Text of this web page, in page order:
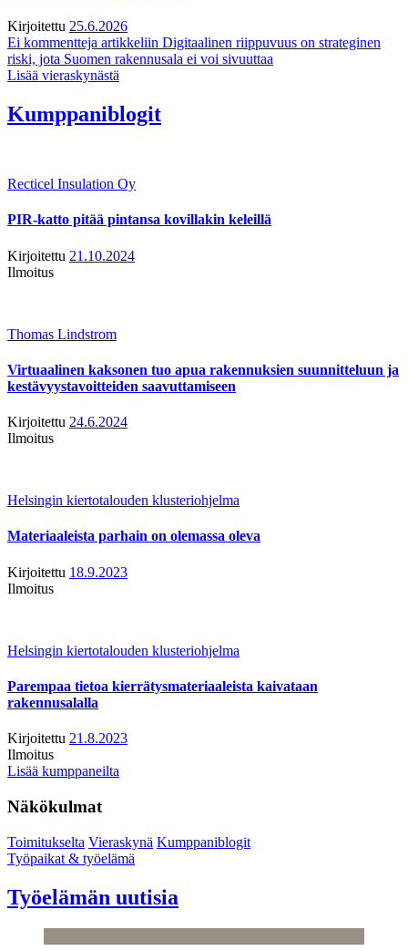
Kirjoitettu 25.6.2026
Ei kommentteja artikkeliin Digitaalinen riippuvuus on strateginen
riski, jota Suomen rakennusala ei voi sivuuttaa
Lisää vieraskynästä
Kumppaniblogit
Recticel Insulation Oy
PIR-katto pitää pintansa kovillakin keleillä
Kirjoitettu 21.10.2024
Ilmoitus
Thomas Lindstrom
Virtuaalinen kaksonen tuo apua rakennuksien suunnitteluun ja
kestävyystavoitteiden saavuttamiseen
Kirjoitettu 24.6.2024
Ilmoitus
Helsingin kiertotalouden klusteriohjelma
Materiaaleista parhain on olemassa oleva
Kirjoitettu 18.9.2023
Ilmoitus
Helsingin kiertotalouden klusteriohjelma
Parempaa tietoa kierrätysmateriaaleista kaivataan
rakennusalalla
Kirjoitettu 21.8.2023
Ilmoitus
Lisää kumppaneilta
Näkökulmat
Toimitukselta Vieraskynä Kumppaniblogit
Työpaikat & työelämä
Työelämän uutisia